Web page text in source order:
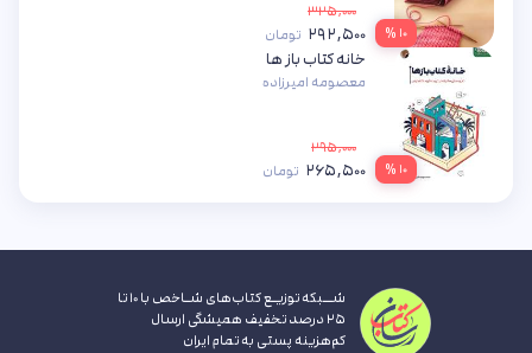
۱۰ %
۳۲۵,۰۰۰
۲۹۲,۵۰۰ تومان
۱۰ %
خانه کتاب باز ها
معصومه امیرزاده
۲۹۵,۰۰۰
۲۶۵,۵۰۰ تومان
شــبکه توزیـع کتاب‌های شـاخص با ۱۰ تا
۲۵ درصد تخفیف همیشگی ارسال
کم‌هزینه پستی به تمام ایران